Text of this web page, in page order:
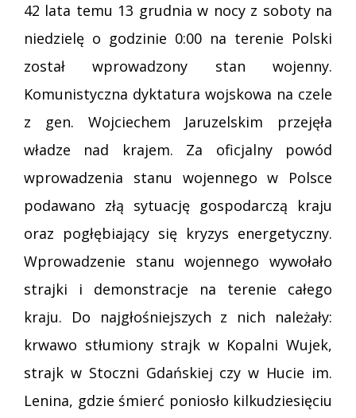
42 lata temu 13 grudnia w nocy z soboty na
niedzielę o godzinie 0:00 na terenie Polski
został wprowadzony stan wojenny.
Komunistyczna dyktatura wojskowa na czele
z gen. Wojciechem Jaruzelskim przejęła
władze nad krajem. Za oficjalny powód
wprowadzenia stanu wojennego w Polsce
podawano złą sytuację gospodarczą kraju
oraz pogłębiający się kryzys energetyczny.
Wprowadzenie stanu wojennego wywołało
strajki i demonstracje na terenie całego
kraju. Do najgłośniejszych z nich należały:
krwawo stłumiony strajk w Kopalni Wujek,
strajk w Stoczni Gdańskiej czy w Hucie im.
Lenina, gdzie śmierć poniosło kilkudziesięciu